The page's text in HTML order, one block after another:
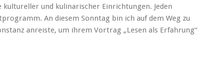
und kulinarischer Einrichtungen. Jeden
An diesem Sonntag bin ich auf dem Weg zu
anreiste, um ihrem Vortrag „Lesen als Erfahrung“